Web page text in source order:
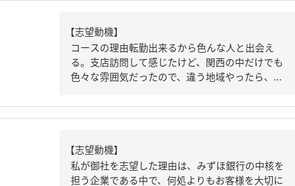
【志望動機】
コースの理由転勤出来るから色んな人と出会え
る。支店訪問して感じたけど、関西の中だけでも
色々な雰囲気だったので、違う地域やったら、...
【志望動機】
私が御社を志望した理由は、みずほ銀行の中核を
担う企業である中で、何処よりもお客様を大切に